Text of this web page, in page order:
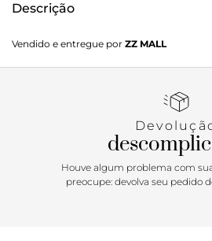
Descrição
simples ao glamour do acabamento
sofisticação da aplicação de
acompanha o jeans reto cropped
inclusive para a noite! Essa
você não vai mais querer tirar dos
Vendido e entregue por ZZ MALL
Houve algum problema com
preocupe: devolva seu pedido